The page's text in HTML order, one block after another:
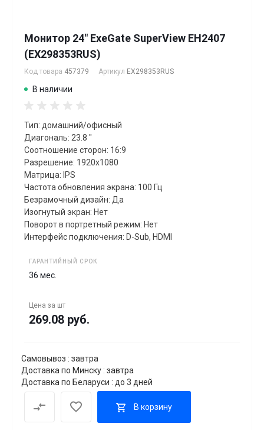
Монитор 24" ExeGate SuperView EH2407
(EX298353RUS)
Код товара 457379 Артикул EX298353RUS
В наличии
Тип: домашний/офисный
Диагональ: 23.8 "
Соотношение сторон: 16:9
Разрешение: 1920x1080
Матрица: IPS
Частота обновления экрана: 100 Гц
Безрамочный дизайн: Да
Изогнутый экран: Нет
Поворот в портретный режим: Нет
Интерфейс подключения: D-Sub, HDMI
ГАРАНТИЙНЫЙ СРОК
36 мес.
Цена за шт
269.08 руб.
Самовывоз : завтра
Доставка по Минску : завтра
Доставка по Беларуси : до 3 дней
В корзину